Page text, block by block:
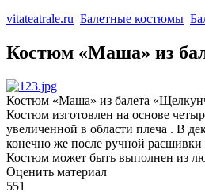
vitateatrale.ru Балетные костюмы
Костюм «Маша» из
Костюм «Маша» из балета
Костюм изготовлен на основе
увеличенной в области плеча . В
конечно же после ручной
Костюм может быть выполнен из
Оценить материал
551